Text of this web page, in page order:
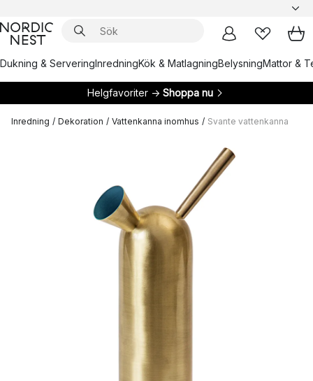
Dukning & ServeringInredningKök & MatlagningBelysningMattor &
Helgfavoriter → Shoppa nu
Inredning / Dekoration / Vattenkanna inomhus / Svante vattenkanna